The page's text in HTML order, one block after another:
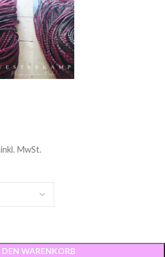
inkl. MwSt.
DEN WARENKORB